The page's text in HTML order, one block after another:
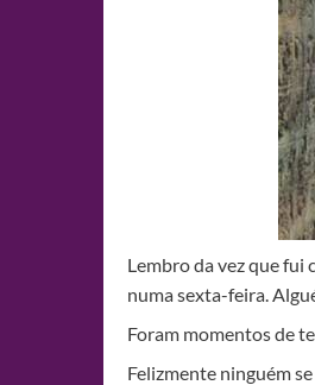
Lembro da vez que fui
numa sexta-feira.
Foram momentos de
Felizmente ninguém